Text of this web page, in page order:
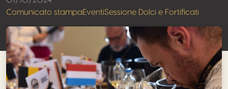
Comunicato stampaEventiSessione Dolci e Fortificati